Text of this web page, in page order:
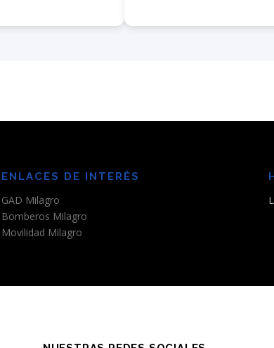
ENLACES DE INTERÉS
GAD Milagro
Bomberos Milagro
Movilidad Milagro